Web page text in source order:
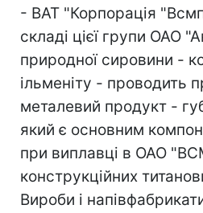
- ВАТ "Корпорація
складі цієї групи ОАО
природної сировини -
ільменіту - проводить
металевий продукт -
який є основним
при виплавці в ОАО
конструкційних
Вироби і